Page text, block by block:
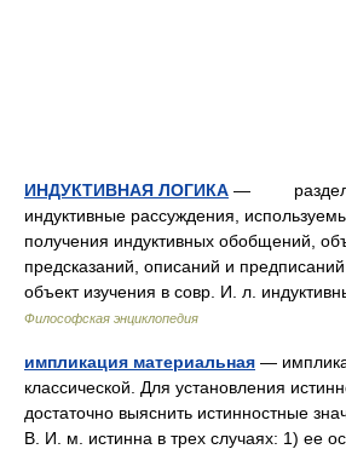
ИНДУКТИВНАЯ ЛОГИКА — раздел
индуктивные рассуждения,
получения индуктивных обобщений,
предсказаний, описаний и
объект изучения в совр. И. л.
Философская энциклопедия
импликация материальная —
классической. Для установления
достаточно выяснить истинностные
В. И. м. истинна в трех случаях: 1) ее